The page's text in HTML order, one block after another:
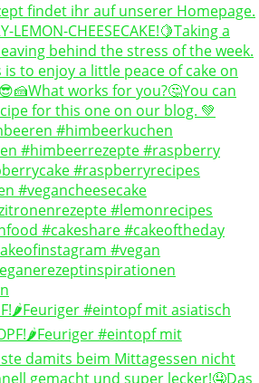
#eintopf mit asiatisch